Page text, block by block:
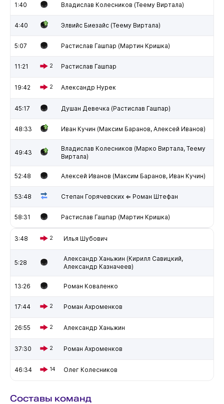
1:40 Владислав Колесников (Теему Виртала)
4:40 Элвийс Биезайс (Теему Виртала)
5:07 Растислав Гашпар (Мартин Кришка)
11:21 2 Растислав Гашпар
19:42 2 Александр Нурек
45:17 Душан Девечка (Растислав Гашпар)
48:33 Иван Кучин (Максим Баранов, Алексей Иванов)
49:43
Владислав Колесников (Марко Виртала, Теему
Виртала)
52:48 Алексей Иванов (Максим Баранов, Иван Кучин)
53:48 Степан Горячевских ⇐ Роман Штефан
58:31 Растислав Гашпар (Мартин Кришка)
3:48 2 Илья Шубович
5:28
Александр Ханьжин (Кирилл Савицкий,
Александр Казначеев)
13:26 Роман Коваленко
17:44 2 Роман Ахроменков
26:55 2 Александр Ханьжин
37:30 2 Роман Ахроменков
46:34 14 Олег Колесников
Составы команд